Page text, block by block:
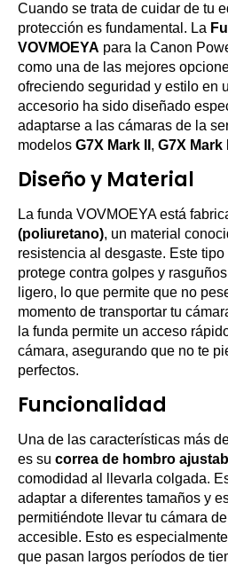
Cuando se trata de cuidar de tu
protección es fundamental. La
VOVMOEYA para la Canon
como una de las mejores
ofreciendo seguridad y estilo en
accesorio ha sido diseñado
adaptarse a las cámaras de la
modelos G7X Mark II , G7X Mark
Diseño y Material
La funda VOVMOEYA está
(poliuretano), un material
resistencia al desgaste. Este
protege contra golpes y
ligero, lo que permite que no
momento de transportar tu
la funda permite un acceso
cámara, asegurando que no te
perfectos.
Funcionalidad
Una de las características más
es su correa de hombro
comodidad al llevarla colgada.
adaptar a diferentes tamaños y
permitiéndote llevar tu cámara
accesible. Esto es
que pasan largos períodos de